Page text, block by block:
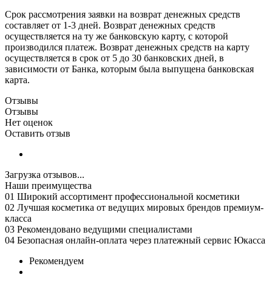
Срок рассмотрения заявки на возврат денежных средств
составляет от 1-3 дней. Возврат денежных средств
осуществляется на ту же банковскую карту, с которой
производился платеж. Возврат денежных средств на карту
осуществляется в срок от 5 до 30 банковских дней, в
зависимости от Банка, которым была выпущена банковская
карта.
Отзывы
Отзывы
Нет оценок
Оставить отзыв
Загрузка отзывов...
Наши преимущества
01 Широкий ассортимент профессиональной косметики
02 Лучшая косметика от ведущих мировых брендов премиум-
класса
03 Рекомендовано ведущими специалистами
04 Безопасная онлайн-оплата через платежный сервис Юкасса
Рекомендуем